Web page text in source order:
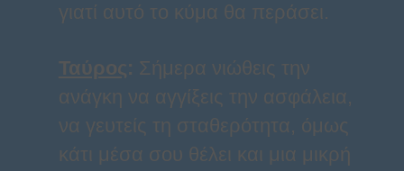
γιατί αυτό το κύμα θα περάσει.
Ταύρος: Σήμερα νιώθεις την
ανάγκη να αγγίξεις την ασφάλεια,
να γευτείς τη σταθερότητα, όμως
κάτι μέσα σου θέλει και μια μικρή